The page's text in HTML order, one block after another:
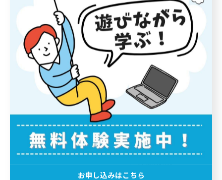
発達障がい
無料体験
最近の投稿 Recent Posts
2026/08/08
2026/08/08
お申し込みはこちら